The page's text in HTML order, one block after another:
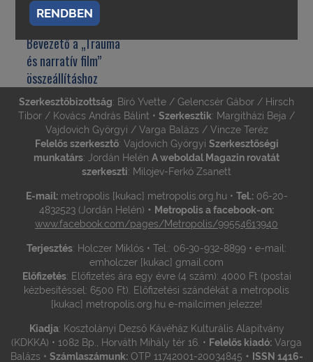
etika*
Szerkesztőség:
Bevezető a „Trauma
és narratív film”
összeállításhoz
Szerkesztőbizottság: Bíró Yvette / Gelencsér Gábor / Hirsch
Tibor / Kovács András Bálint • Szerkesztik: Margitházi Beja /
Vajdovich Györgyi / Varga Balázs / Vincze Teréz
Felelős szerkesztő: Vajdovich Györgyi Szerkesztőségi
munkatárs: Jordán Helén A weboldal Magazin rovatát
szerkeszti: Milojev-Ferkó Zsanett
E-mail:metropolis [kukac] metropolis.org.hu • Tel.:06-20-
4832523 (Jordán Helén) • Metropolis a facebook-on:
www.facebook.com/pages/Metropolis/99554613940
Terjesztés: Holczer Miklós • Tel.: 06-30-932-8899 • e-mail:
emholczer [kukac] gmail.com
Előfizetés: Előfizetés ára egy évre (4 szám): 4000 Ft (postai
kézbesítéssel: 6500 Ft). Előfizetési szándékát a metropolis
[kukac] metropolis.org.hu e-mailcímen jelezze!
Kiadja: Kosztolányi Dezső Kávéház Kulturális Alapítvány
(KDKKA) • 1082 Bp., Horváth Mihály tér 16. • Felelős kiadó: Varga
Balázs • Számlaszámunk:OTP 11742001-20034845 • ISSN 1416-
RENDBEN